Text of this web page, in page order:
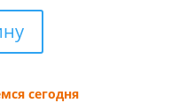
сегодня